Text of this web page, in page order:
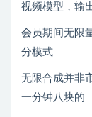
视频模型，输
会员期间无限
分模式
无限合成并非
一分钟八块的